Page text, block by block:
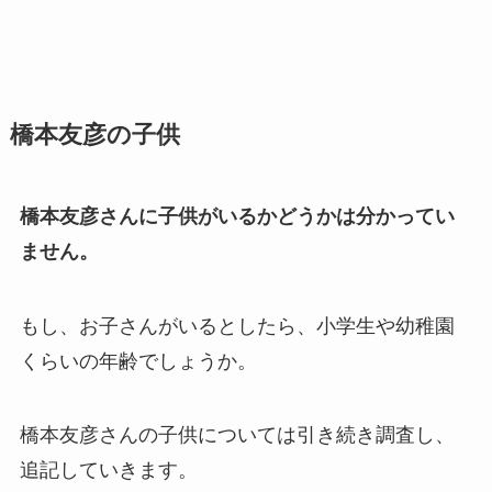
橋本友彦の子供
橋本友彦さんに子供がいるかどうかは分かってい
ません。
もし、お子さんがいるとしたら、小学生や幼稚園
くらいの年齢でしょうか。
橋本友彦さんの子供については引き続き調査し、
追記していきます。